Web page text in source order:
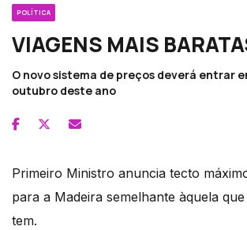
POLÍTICA
VIAGENS MAIS
O novo sistema de preços deverá entrar
outubro deste ano
Primeiro Ministro anuncia tecto
para a Madeira semelhante àquela
tem.